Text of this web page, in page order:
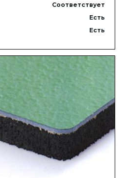
Соответствует
Есть
Есть